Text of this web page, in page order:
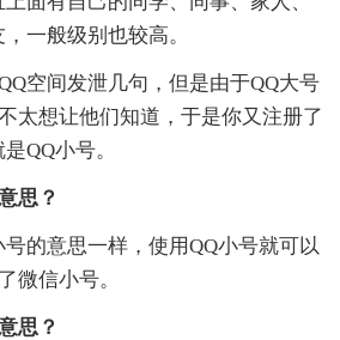
一般级别也较高。
空间发泄几句，但是由于QQ大号
太想让他们知道，于是你又注册了
QQ小号。
思？
的意思一样，使用QQ小号就可以
微信小号。
思？